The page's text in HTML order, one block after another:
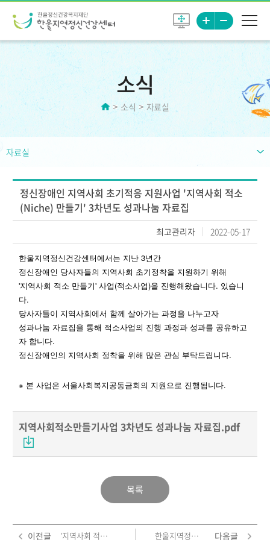
소식
소식 자료실
자료실
정신장애인 지역사회 초기적응 지원사업 '지역사회 적소
(Niche) 만들기' 3차년도 성과나눔 자료집
최고관리자 2022-05-17
한울지역정신건강센터에서는 지난 3년간
정신장애인 당사자들의 지역사회 초기정착을 지원하기 위해
'지역사회 적소 만들기' 사업(적소사업)을 진행해왔습니다. 있습니
다.
당사자들이 지역사회에서 함께 살아가는 과정을 나누고자
성과나눔 자료집을 통해 적소사업의 진행 과정과 성과를 공유하고
자 합니다.
정신장애인의 지역사회 정착을 위해 많은 관심 부탁드립니다.
※ 본 사업은 서울사회복지공동금회의 지원으로 진행됩니다.
지역사회적소만들기사업 3차년도 성과나눔 자료집.pdf
목록
이전글 '지역사회 적소(Niche) 만들기' 3차년도 연구보고서 한울지역정신건강센터 깜찍이님의 당사자연구 다음글